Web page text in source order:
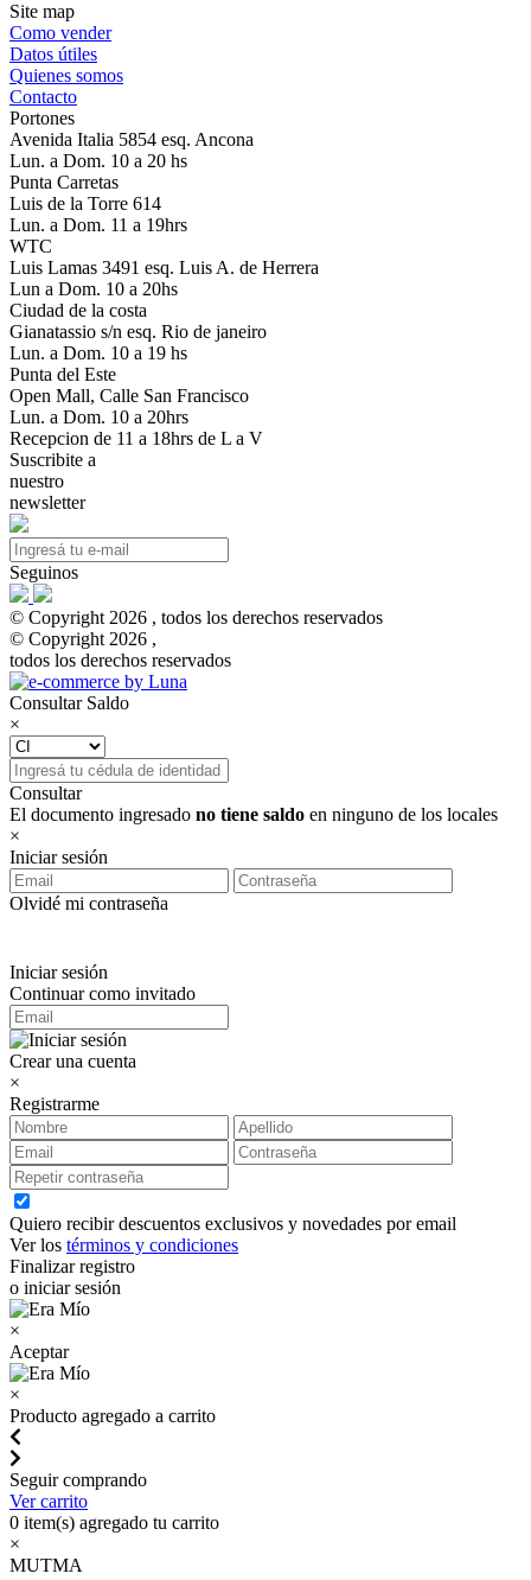
Site map
Como vender
Datos útiles
Quienes somos
Contacto
Portones
Avenida Italia 5854 esq. Ancona
Lun. a Dom. 10 a 20 hs
Punta Carretas
Luis de la Torre 614
Lun. a Dom. 11 a 19hrs
WTC
Luis Lamas 3491 esq. Luis A. de Herrera
Lun a Dom. 10 a 20hs
Ciudad de la costa
Gianatassio s/n esq. Rio de janeiro
Lun. a Dom. 10 a 19 hs
Punta del Este
Open Mall, Calle San Francisco
Lun. a Dom. 10 a 20hrs
Recepcion de 11 a 18hrs de L a V
Suscribite a
nuestro
newsletter
Seguinos
© Copyright 2026 , todos los derechos reservados
© Copyright 2026 ,
todos los derechos reservados
Consultar Saldo
×
Consultar
El documento ingresado no tiene saldo en ninguno de los locales
×
Iniciar sesión
Olvidé mi contraseña
Iniciar sesión
Continuar como invitado
Crear una cuenta
×
Registrarme
Quiero recibir descuentos exclusivos y novedades por email
Ver los términos y condiciones
Finalizar registro
o iniciar sesión
×
Aceptar
×
Producto agregado a carrito
Seguir comprando
Ver carrito
0 item(s) agregado tu carrito
×
MUTMA